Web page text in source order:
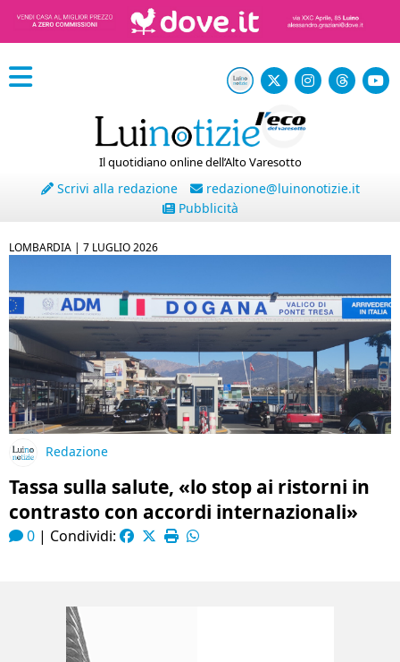
Il quotidiano online dell’Alto Varesotto
Scrivi alla redazione
redazione@luinonotizie.it
Pubblicità
LOMBARDIA | 7 LUGLIO 2026
Redazione
Tassa sulla salute, «lo stop ai ristorni in
contrasto con accordi internazionali»
0 | Condividi: